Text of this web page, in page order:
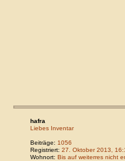
hafra
Liebes Inventar
Beiträge: 1056
Registriert: 27. Oktober 2013,
Wohnort: Bis auf weiterres nicht